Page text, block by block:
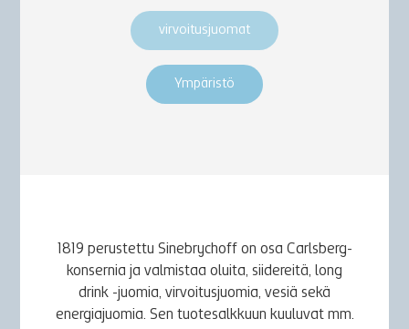
virvoitusjuomat
Ympäristö
1819 perustettu Sinebrychoff on osa Carlsberg-
konsernia ja valmistaa oluita, siidereitä, long
drink -juomia, virvoitusjuomia, vesiä sekä
energiajuomia. Sen tuotesalkkuun kuuluvat mm.